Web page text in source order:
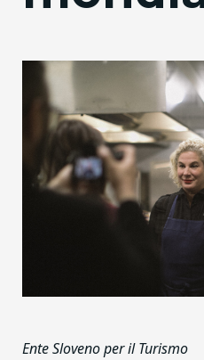
Ente Sloveno per il Turismo